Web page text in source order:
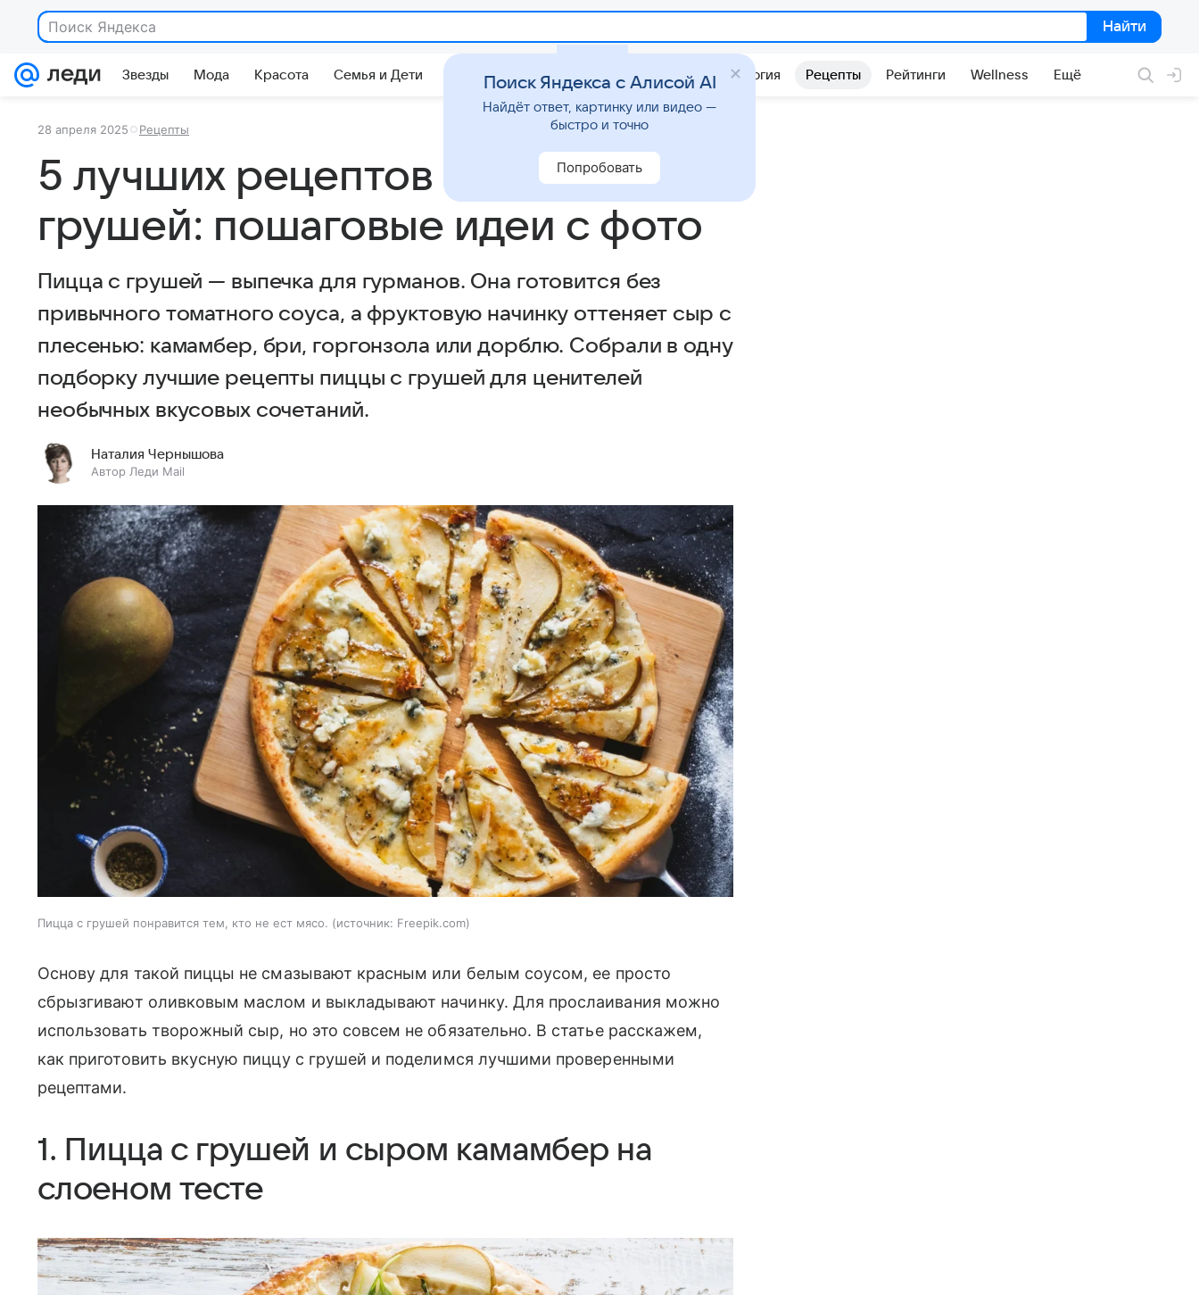
Найти
Найти
Звезды Мода Красота Семья и Дети Гороскопы Стиль жизни Психология Рецепты Рейтинги Wellness Ещё
28 апреля 2025 Рецепты
5 лучших рецептов пиццы с
грушей: пошаговые идеи с фото
Пицца с грушей — выпечка для гурманов. Она готовится без
привычного томатного соуса, а фруктовую начинку оттеняет сыр с
плесенью: камамбер, бри, горгонзола или дорблю. Собрали в одну
подборку лучшие рецепты пиццы с грушей для ценителей
необычных вкусовых сочетаний.
Наталия Чернышова
Автор Леди Mail
Пицца с грушей понравится тем, кто не ест мясо. источник: Freepik.com
Основу для такой пиццы не смазывают красным или белым соусом, ее просто
сбрызгивают оливковым маслом и выкладывают начинку. Для прослаивания можно
использовать творожный сыр, но это совсем не обязательно. В статье расскажем,
как приготовить вкусную пиццу с грушей и поделимся лучшими проверенными
рецептами.
1. Пицца с грушей и сыром камамбер на
слоеном тесте
Поиск Яндекса с Алисой AI
Найдёт ответ, картинку или видео —
быстро и точно
Попробовать